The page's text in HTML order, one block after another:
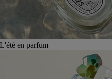
L'été en parfum